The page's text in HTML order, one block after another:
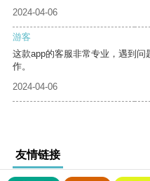
2024-04-06
游客
这款app的客服非常专业，遇到
作。
2024-04-06
友情链接